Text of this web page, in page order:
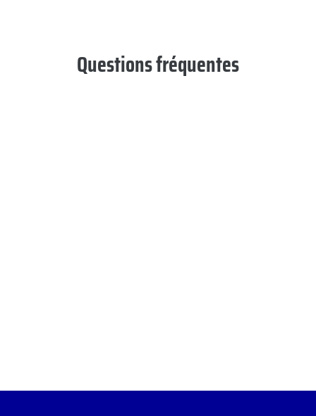
Questions fréquentes